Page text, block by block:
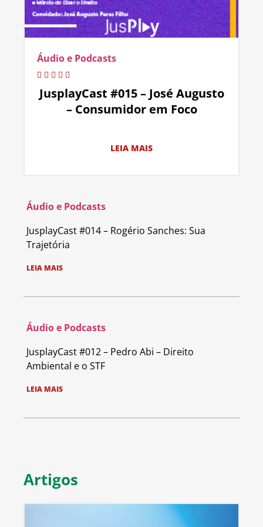
Áudio e Podcasts
JusplayCast #015 – José Augusto
– Consumidor em Foco
LEIA MAIS
Áudio e Podcasts
JusplayCast #014 – Rogério Sanches: Sua
Trajetória
LEIA MAIS
Áudio e Podcasts
JusplayCast #012 – Pedro Abi – Direito
Ambiental e o STF
LEIA MAIS
Artigos